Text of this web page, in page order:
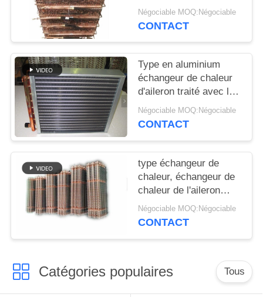
galvanisé par biens
d'échangeur de chaleur
Négociable MOQ:Négociable
CONTACT
Type en aluminium
échangeur de chaleur
d'aileron traité avec le
revêtement de poudre
pour empêcher la
Négociable MOQ:Négociable
CONTACT
type échangeur de
chaleur, échangeur de
chaleur de l'aileron
380V du congélateur
50/60HZ
Négociable MOQ:Négociable
CONTACT
Catégories populaires Tous